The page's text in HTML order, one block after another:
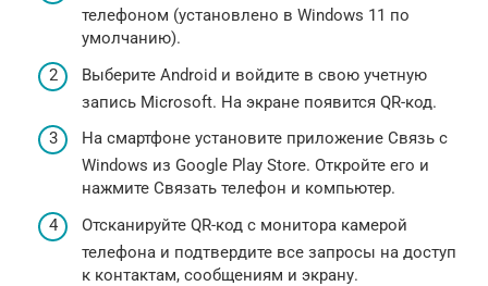
телефоном (установлено в Windows 11 по
умолчанию).
Выберите Android и войдите в свою учетную
запись Microsoft. На экране появится QR-код.
На смартфоне установите приложение Связь с
Windows из Google Play Store. Откройте его и
нажмите Связать телефон и компьютер.
Отсканируйте QR-код с монитора камерой
телефона и подтвердите все запросы на доступ
к контактам, сообщениям и экрану.